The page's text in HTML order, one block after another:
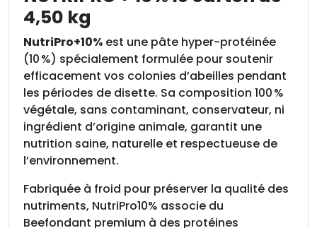
4,50 kg
NutriPro+10% est une pâte hyper-protéinée
(10 %) spécialement formulée pour soutenir
efficacement vos colonies d’abeilles pendant
les périodes de disette. Sa composition 100 %
végétale, sans contaminant, conservateur, ni
ingrédient d’origine animale, garantit une
nutrition saine, naturelle et respectueuse de
l’environnement.
Fabriquée à froid pour préserver la qualité des
nutriments, NutriPro10% associe du
Beefondant premium à des protéines